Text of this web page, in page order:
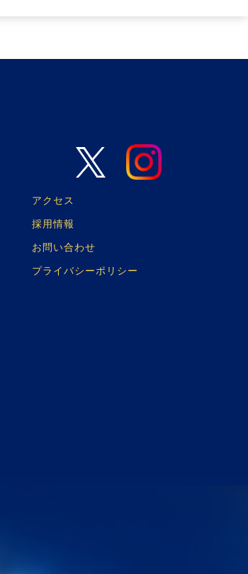
アクセス
採用情報
お問い合わせ
プライバシーポリシー